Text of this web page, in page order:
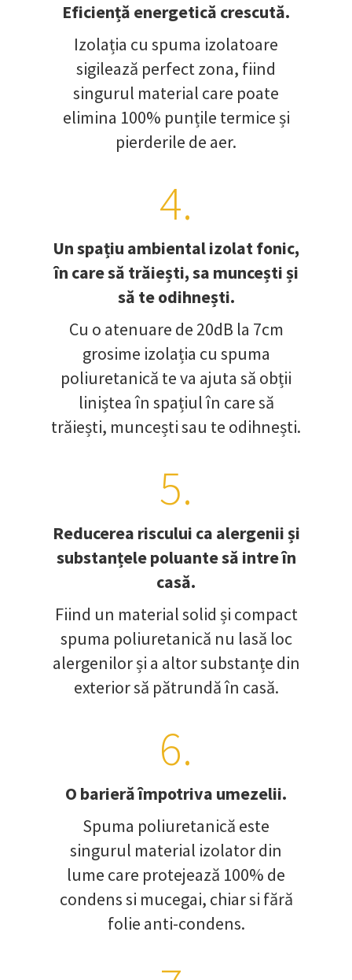
Eficiență energetică crescută.
Izolația cu spuma izolatoare
sigilează perfect zona, fiind
singurul material care poate
elimina 100% punțile termice și
pierderile de aer.
4.
Un spațiu ambiental izolat fonic,
în care să trăiești, sa muncești și
să te odihnești.
Cu o atenuare de 20dB la 7cm
grosime izolația cu spuma
poliuretanică te va ajuta să obții
liniștea în spațiul în care să
trăiești, muncești sau te odihnești.
5.
Reducerea riscului ca alergenii și
substanțele poluante să intre în
casă.
Fiind un material solid și compact
spuma poliuretanică nu lasă loc
alergenilor și a altor substanțe din
exterior să pătrundă în casă.
6.
O barieră împotriva umezelii.
Spuma poliuretanică este
singurul material izolator din
lume care protejează 100% de
condens si mucegai, chiar si fără
folie anti-condens.